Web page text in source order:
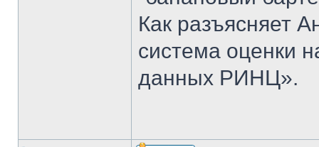
Как разъясняет
система оценки
данных РИНЦ».